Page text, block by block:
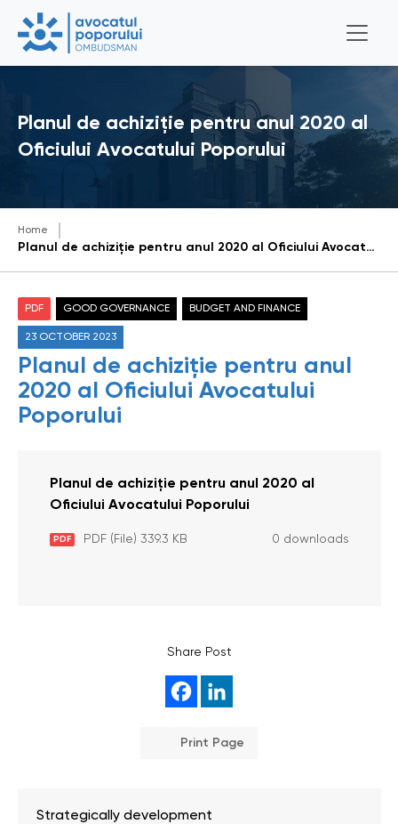
Planul de achiziţie pentru anul 2020 al
Oficiului Avocatului Poporului
Home
Planul de achiziţie pentru anul 2020 al Oficiului Avocatului Poporului
PDF GOOD GOVERNANCE BUDGET AND FINANCE
23 OCTOBER 2023
Planul de achiziţie pentru anul
2020 al Oficiului Avocatului
Poporului
Planul de achiziţie pentru anul 2020 al
Oficiului Avocatului Poporului
PDF PDF (File) 339.3 KB 0 downloads
Share Post
Print Page
Strategically development